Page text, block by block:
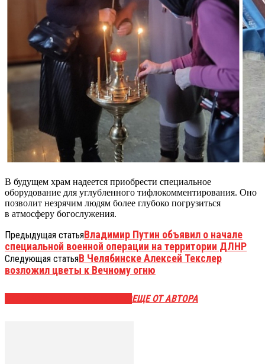
В будущем храм надеется приобрести специальное
оборудование для углубленного тифлокомментирования. Оно
позволит незрячим людям более глубоко погрузиться
в атмосферу богослужения.
Предыдущая статьяВладимир Путин объявил о начале
специальной военной операции на территории ДЛНР
Следующая статьяВ Челябинске Алексей Текслер
возложил цветы к Вечному огню
ЕЩЕ ОТ АВТОРА